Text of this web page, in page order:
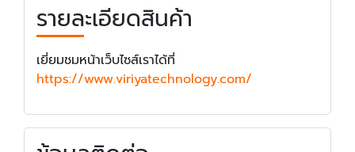
รายละเอียดสินค้า
เยี่ยมชมหน้าเว็บไซส์เราได้ที่
https://www.viriyatechnology.com/